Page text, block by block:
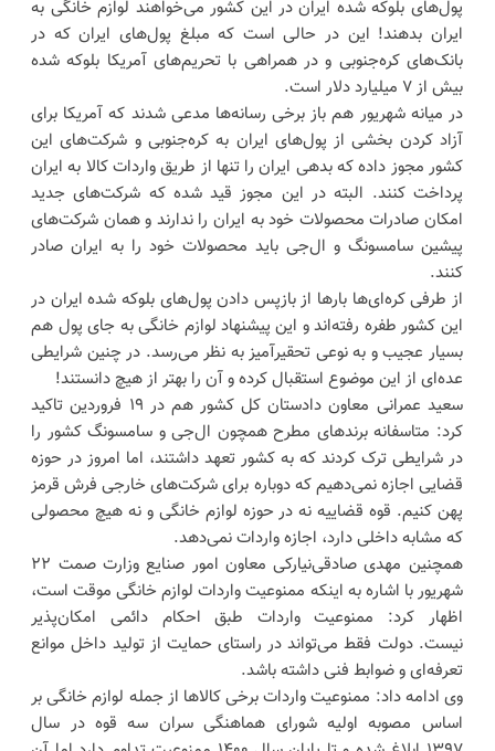
پول‌های بلوکه شده ایران در این کشور می‌خواهند لوازم خانگی به
ایران بدهند! این در حالی است که مبلغ پول‌های ایران که در
بانک‌های کره‌جنوبی و در همراهی با تحریم‌های آمریکا بلوکه شده
بیش از ۷ میلیارد دلار است.
در میانه شهریور هم باز برخی رسانه‌ها مدعی شدند که آمریکا برای
آزاد کردن بخشی از پول‌های ایران به کره‌جنوبی و شرکت‌های این
کشور مجوز داده که بدهی ایران را تنها از طریق واردات کالا به ایران
پرداخت کنند. البته در این مجوز قید شده که شرکت‌های جدید
امکان صادرات محصولات خود به ایران را ندارند و همان شرکت‌های
پیشین سامسونگ و ال‌جی باید محصولات خود را به ایران صادر
کنند.
از طرفی کره‌ای‌ها بارها از بازپس دادن پول‌های بلوکه شده ایران در
این کشور طفره رفته‌اند و این پیشنهاد لوازم خانگی به جای پول هم
بسیار عجیب و به نوعی تحقیرآمیز به نظر می‌رسد. در چنین شرایطی
عده‌ای از این موضوع استقبال کرده و آن را بهتر از هیچ دانستند!
سعید عمرانی معاون دادستان کل کشور هم در ۱۹ فروردین تاکید
کرد: متاسفانه برندهای مطرح همچون ال‌جی و سامسونگ کشور را
در شرایطی ترک کردند که به کشور تعهد داشتند، اما امروز در حوزه
قضایی اجازه نمی‌دهیم که دوباره برای شرکت‌های خارجی فرش قرمز
پهن کنیم. قوه قضاییه نه در حوزه لوازم خانگی و نه هیچ محصولی
که مشابه داخلی دارد، اجازه واردات نمی‌دهد.
همچنین مهدی صادقی‌نیارکی معاون امور صنایع وزارت صمت ۲۲
شهریور با اشاره به اینکه ممنوعیت واردات لوازم خانگی موقت است،
اظهار کرد: ممنوعیت واردات طبق احکام دائمی امکان‌پذیر
نیست. دولت فقط می‌تواند در راستای حمایت از تولید داخل موانع
تعرفه‌ای و ضوابط فنی داشته باشد.
وی ادامه داد: ممنوعیت واردات برخی کالاها از جمله لوازم خانگی بر
اساس مصوبه اولیه شورای هماهنگی سران سه قوه در سال